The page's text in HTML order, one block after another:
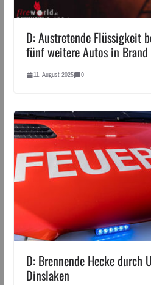
D: Austretende Flüssigkeit
fünf weitere Autos in Brand
11. August 2025 0
D: Brennende Hecke durch
Dinslaken